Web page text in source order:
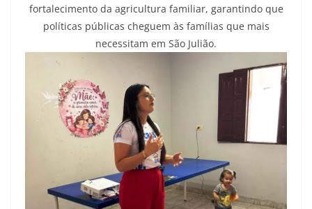
fortalecimento da agricultura familiar, garantindo que
políticas públicas cheguem às famílias que mais
necessitam em São Julião.